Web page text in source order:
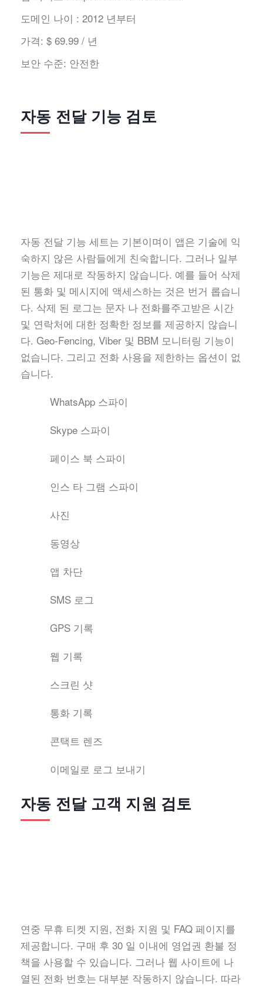
도메인 나이 : 2012 년부터
가격: $ 69.99 / 년
보안 수준: 안전한
자동 전달 기능 검토
자동 전달 기능 세트는 기본이며이 앱은 기술에 익
숙하지 않은 사람들에게 친숙합니다. 그러나 일부
기능은 제대로 작동하지 않습니다. 예를 들어 삭제
된 통화 및 메시지에 액세스하는 것은 번거 롭습니
다. 삭제 된 로그는 문자 나 전화를주고받은 시간
및 연락처에 대한 정확한 정보를 제공하지 않습니
다. Geo-Fencing, Viber 및 BBM 모니터링 기능이
없습니다. 그리고 전화 사용을 제한하는 옵션이 없
습니다.
WhatsApp 스파이
Skype 스파이
페이스 북 스파이
인스 타 그램 스파이
사진
동영상
앱 차단
SMS 로그
GPS 기록
웹 기록
스크린 샷
통화 기록
콘택트 렌즈
이메일로 로그 보내기
자동 전달 고객 지원 검토
연중 무휴 티켓 지원, 전화 지원 및 FAQ 페이지를
제공합니다. 구매 후 30 일 이내에 영업권 환불 정
책을 사용할 수 있습니다. 그러나 웹 사이트에 나
열된 전화 번호는 대부분 작동하지 않습니다. 따라